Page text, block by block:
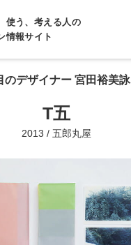
使う、考える人の
情報サイト
のデザイナー 宮田裕美詠
T五
2013 / 五郎丸屋